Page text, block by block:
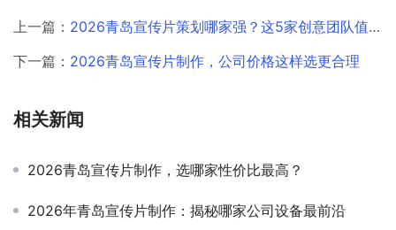
上一篇： 2026青岛宣传片策划哪家强？这5家创意团队值得关注
下一篇： 2026青岛宣传片制作，公司价格这样选更合理
相关新闻
2026青岛宣传片制作，选哪家性价比最高？
2026年青岛宣传片制作：揭秘哪家公司设备最前沿